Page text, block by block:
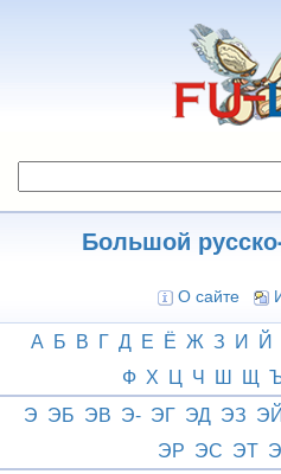
Большой
О сайте
А Б В Г Д Е Ё Ж З И Й
Ф Х Ц Ч Ш Щ
Э ЭБ ЭВ Э- ЭГ ЭД ЭЗ
ЭР ЭС ЭТ